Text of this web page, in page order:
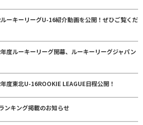
ーキーリーグU-16紹介動画を公開！ぜひご覧くだ
度ルーキーリーグ開幕、ルーキーリーグジャパン
度東北U-16ROOKIE LEAGUE日程公開！
ンキング掲載のお知らせ